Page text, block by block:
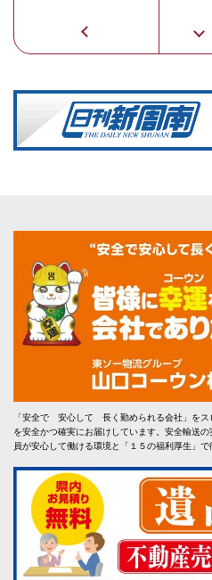
「安全で 安心して 長く勤められる会社」をス
を安全かつ確実にお届けしています。安全輸送
員が安心して働ける環境と「１５の福利厚生」で